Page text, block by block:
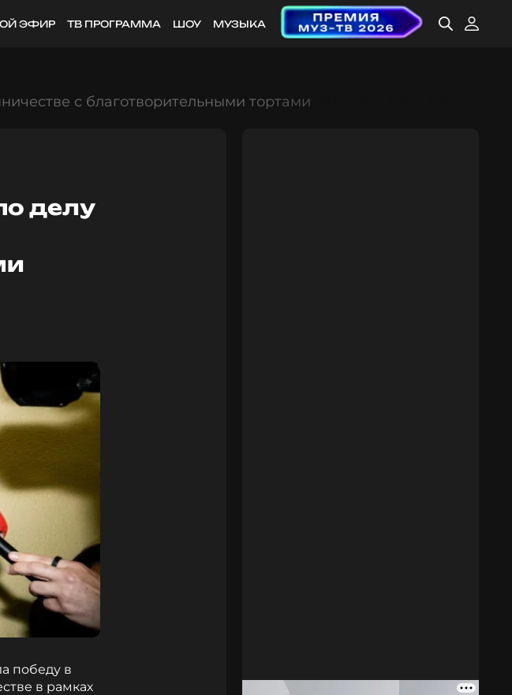
ЭФИР ТВ ПРОГРАММА ШОУ МУЗЫКА
с благотворительными тортами
делу
победу в
в рамках